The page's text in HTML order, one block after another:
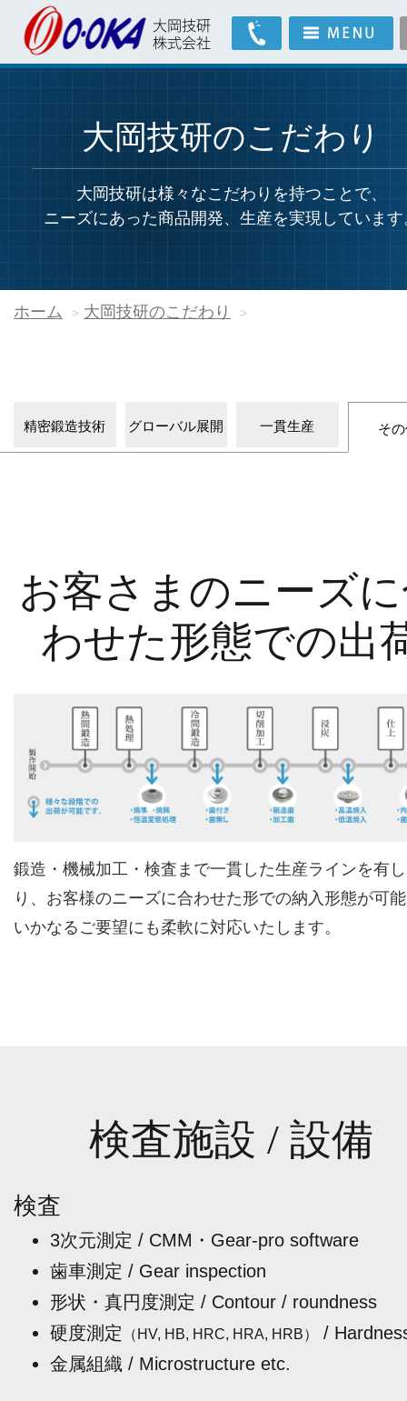
大岡技研のこだわり
大岡技研は様々なこだわりを持つことで、
ニーズにあった商品開発、生産を実現しています
ホーム 大岡技研のこだわり
精密鍛造技術 グローバル展開 一貫生産 そ
お客さまのニーズ
わせた形態での出
鍛造・機械加工・検査まで一貫した生産ラインを有
り、お客様のニーズに合わせた形での納入形態が可
いかなるご要望にも柔軟に対応いたします。
検査施設 / 設備
検査
3次元測定 / CMM・Gear-pro software
歯車測定 / Gear inspection
形状・真円度測定 / Contour / roundness
硬度測定
（HV, HB, HRC, HRA, HRB）
/
金属組織 / Microstructure etc.